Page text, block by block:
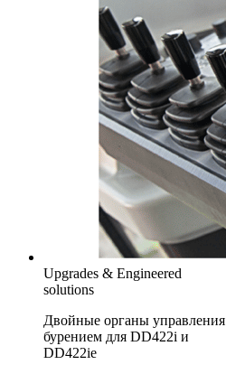
Upgrades & Engineered
solutions
Двойные органы управления
бурением для DD422i и
DD422ie